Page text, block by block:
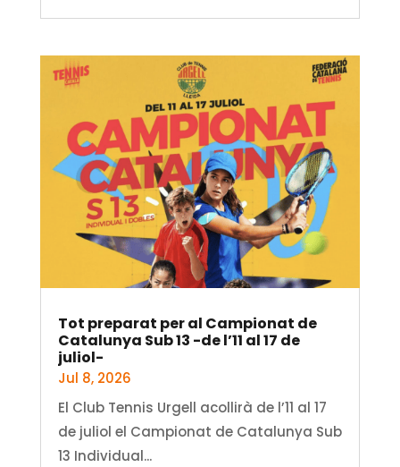
Tot preparat per al Campionat de
Catalunya Sub 13 -de l’11 al 17 de
juliol-
Jul 8, 2026
El Club Tennis Urgell acollirà de l’11 al 17
de juliol el Campionat de Catalunya Sub
13 Individual...